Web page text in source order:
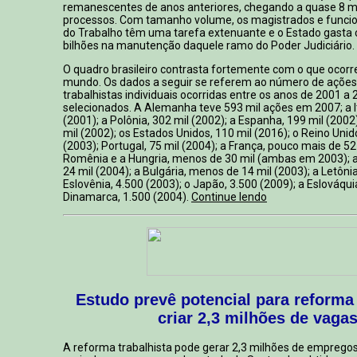
remanescentes de anos anteriores, chegando a quase 8
processos. Com tamanho volume, os magistrados e
do Trabalho têm uma tarefa extenuante e o Estado gasta
bilhões na manutenção daquele ramo do Poder Judiciário.
O quadro brasileiro contrasta fortemente com o que
mundo. Os dados a seguir se referem ao número de
trabalhistas individuais ocorridas entre os anos de 2001 a
selecionados. A Alemanha teve 593 mil ações em 2007; a
(2001); a Polônia, 302 mil (2002); a Espanha, 199 mil
mil (2002); os Estados Unidos, 110 mil (2016); o Reino
(2003); Portugal, 75 mil (2004); a França, pouco mais de
Romênia e a Hungria, menos de 30 mil (ambas em 2003);
24 mil (2004); a Bulgária, menos de 14 mil (2003); a
Eslovênia, 4.500 (2003); o Japão, 3.500 (2009); a
Dinamarca, 1.500 (2004). Continue lendo
Estudo prevê potencial para
criar 2,3 milhões de vagas
A reforma trabalhista pode gerar 2,3 milhões de